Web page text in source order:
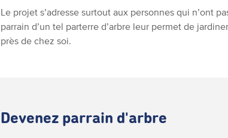
Le projet s’adresse surtout aux personnes qui n’ont
parrain d’un tel parterre d’arbre leur permet de
près de chez soi.
Devenez parrain d'arbre